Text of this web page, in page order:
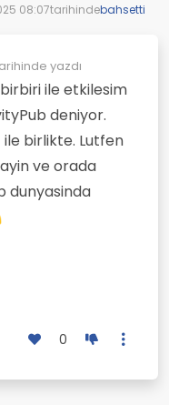
08:07tarihindebahsetti
yazdı
ile etkilesim
deniyor.
ile birlikte. Lutfen
ve orada
dunyasinda
0